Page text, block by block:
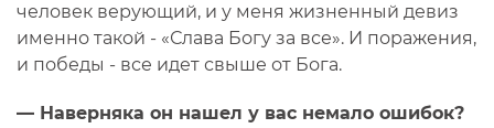
человек верующий, и у меня жизненный девиз
именно такой - «Слава Богу за все». И поражения,
и победы - все идет свыше от Бога.
— Наверняка он нашел у вас немало ошибок?